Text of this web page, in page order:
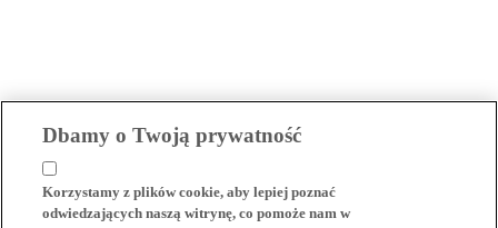
Dbamy o Twoją prywatność
Korzystamy z plików cookie, aby lepiej poznać
odwiedzających naszą witrynę, co pomoże nam w